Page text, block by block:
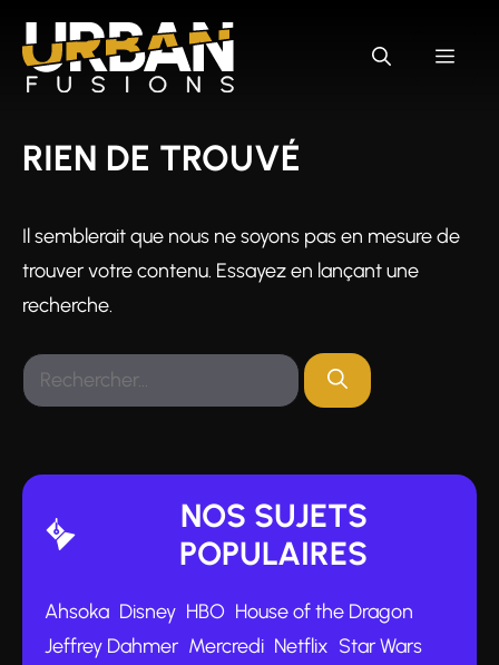
contenu
RIEN DE TROUVÉ
Il semblerait que nous ne soyons pas en mesure de
trouver votre contenu. Essayez en lançant une
recherche.
Rechercher :
NOS SUJETS
POPULAIRES
Ahsoka Disney HBO House of the Dragon
Jeffrey Dahmer Mercredi Netflix Star Wars